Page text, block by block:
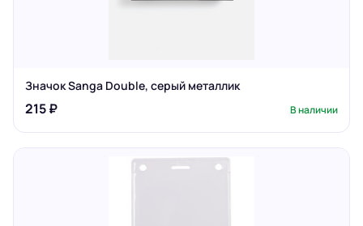
Значок Sanga Double, серый металлик
215 ₽ В наличии